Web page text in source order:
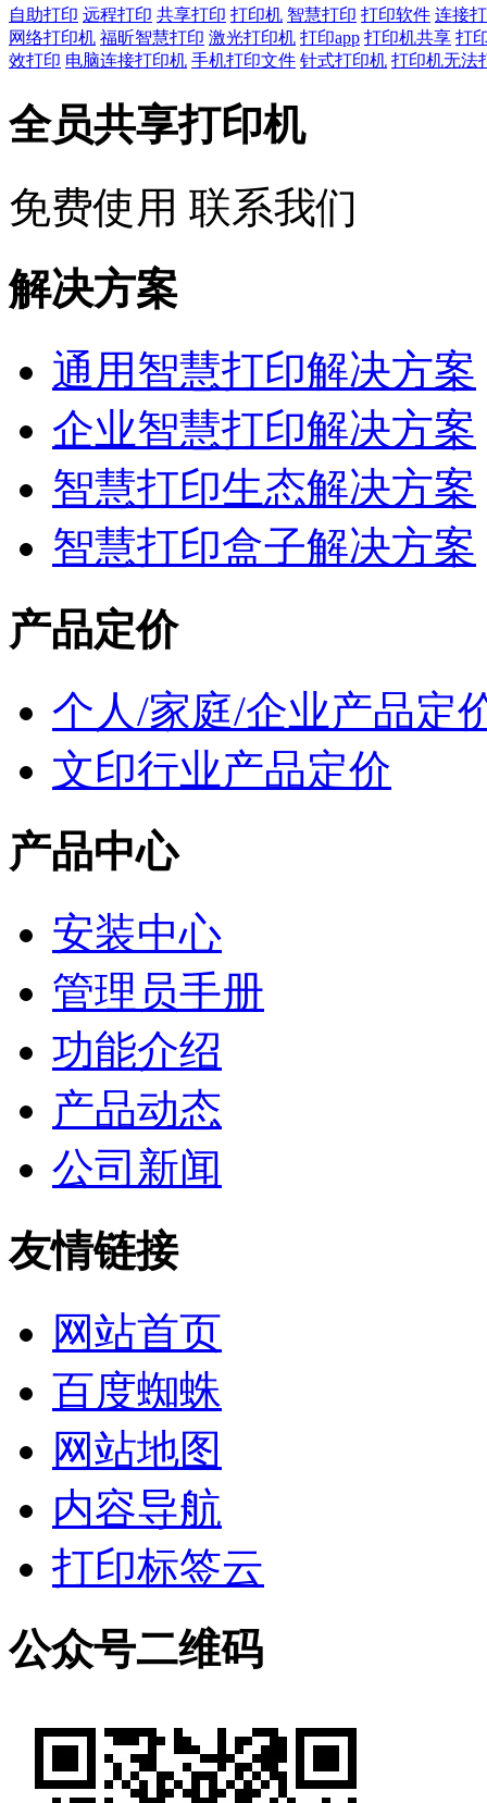
自助打印 远程打印 共享打印 打印机 智慧打印 打印软件 连接
网络打印机 福昕智慧打印 激光打印机 打印app 打印机共享 打
效打印 电脑连接打印机 手机打印文件 针式打印机 打印机无法
全员共享打印机
免费使用 联系我们
解决方案
通用智慧打印解决方案
企业智慧打印解决方案
智慧打印生态解决方案
智慧打印盒子解决方案
产品定价
个人/家庭/企业产品定
文印行业产品定价
产品中心
安装中心
管理员手册
功能介绍
产品动态
公司新闻
友情链接
网站首页
百度蜘蛛
网站地图
内容导航
打印标签云
公众号二维码